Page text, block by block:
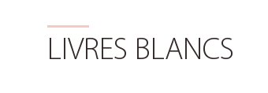
LIVRES BLANCS